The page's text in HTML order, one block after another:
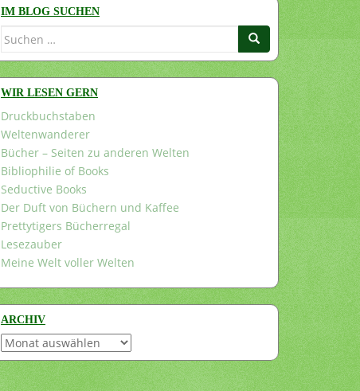
IM BLOG SUCHEN
Suchen
WIR LESEN GERN
Druckbuchstaben
Weltenwanderer
Bücher – Seiten zu anderen Welten
Bibliophilie of Books
Seductive Books
Der Duft von Büchern und Kaffee
Prettytigers Bücherregal
Lesezauber
Meine Welt voller Welten
ARCHIV
Archiv